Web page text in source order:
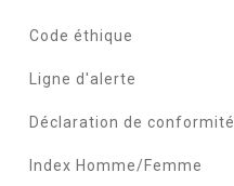
Code éthique
Ligne d'alerte
Déclaration de conformité
Index Homme/Femme